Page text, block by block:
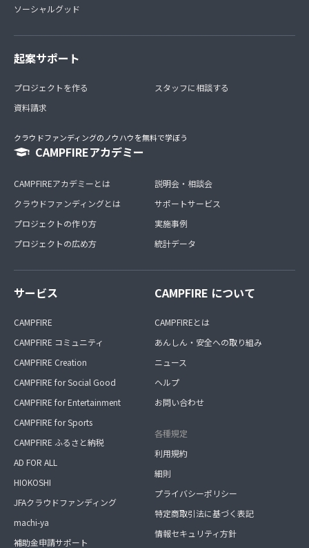
ソーシャルグッド
起案サポート
プロジェクトを作る
資料請求
スタッフに相談する
クラウドファンディングのノウハウを無料で学ぼう
CAMPFIREアカデミー
CAMPFIREアカデミーとは
クラウドファンディングとは
プロジェクトの作り方
プロジェクトの広め方
説明会・相談会
サポートサービス
実施事例
統計データ
サービス
CAMPFIRE
CAMPFIRE コミュニティ
CAMPFIRE Creation
CAMPFIRE for Social Good
CAMPFIRE for Entertainment
CAMPFIRE for Sports
CAMPFIRE ふるさと納税
AD FOR ALL
HIOKOSHI
JFAクラウドファンディング
machi-ya
補助金申請サポート
CAMPFIRE について
CAMPFIREとは
あんしん・安全への取り組み
ニュース
ヘルプ
お問い合わせ
各種規定
利用規約
細則
プライバシーポリシー
特定商取引法に基づく表記
情報セキュリティ方針